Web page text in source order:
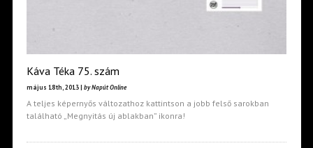
Káva Téka 75. szám
május 18th, 2013 | by Napút Online
A teljes képernyős változathoz kattintson a jobb felső sarokban
található „Megnyitás új ablakban” ikonra!